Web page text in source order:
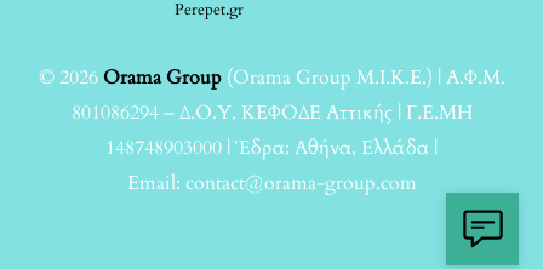
Perepet.gr
© 2026Orama Group(Orama Group Μ.Ι.Κ.Ε.) | Α.Φ.Μ.
801086294 – Δ.Ο.Υ. ΚΕΦΟΔΕ Αττικής | Γ.Ε.ΜΗ
148748903000 | Έδρα: Αθήνα, Ελλάδα |
Email: contact@orama-group.com